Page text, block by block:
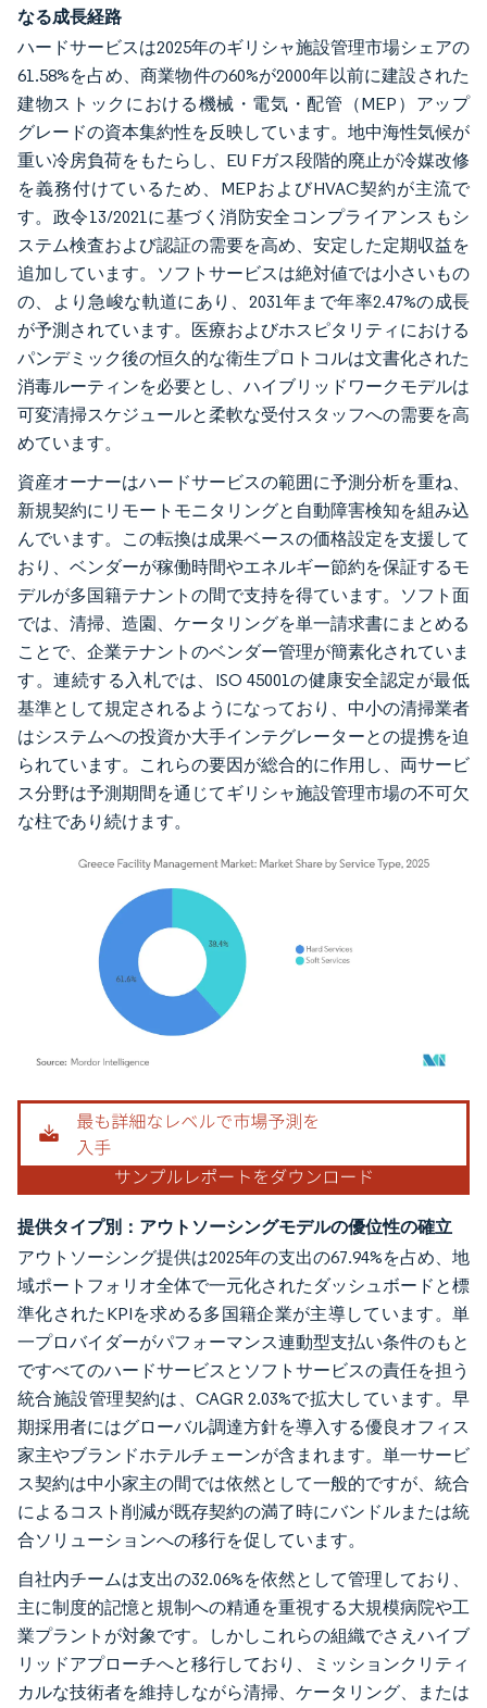
なる成長経路
ハードサービスは2025年のギリシャ施設管理市場シェアの
61.58%を占め、商業物件の60%が2000年以前に建設された
建物ストックにおける機械・電気・配管（MEP）アップ
グレードの資本集約性を反映しています。地中海性気候が
重い冷房負荷をもたらし、EU Fガス段階的廃止が冷媒改修
を義務付けているため、MEPおよびHVAC契約が主流で
す。政令13/2021に基づく消防安全コンプライアンスもシ
ステム検査および認証の需要を高め、安定した定期収益を
追加しています。ソフトサービスは絶対値では小さいもの
の、より急峻な軌道にあり、2031年まで年率2.47%の成長
が予測されています。医療およびホスピタリティにおける
パンデミック後の恒久的な衛生プロトコルは文書化された
消毒ルーティンを必要とし、ハイブリッドワークモデルは
可変清掃スケジュールと柔軟な受付スタッフへの需要を高
めています。
資産オーナーはハードサービスの範囲に予測分析を重ね、
新規契約にリモートモニタリングと自動障害検知を組み込
んでいます。この転換は成果ベースの価格設定を支援して
おり、ベンダーが稼働時間やエネルギー節約を保証するモ
デルが多国籍テナントの間で支持を得ています。ソフト面
では、清掃、造園、ケータリングを単一請求書にまとめる
ことで、企業テナントのベンダー管理が簡素化されていま
す。連続する入札では、ISO 45001の健康安全認定が最低
基準として規定されるようになっており、中小の清掃業者
はシステムへの投資か大手インテグレーターとの提携を迫
られています。これらの要因が総合的に作用し、両サービ
ス分野は予測期間を通じてギリシャ施設管理市場の不可欠
な柱であり続けます。
画像 © Mordor Intelligence。再利用にはCC BY 4.0の表示が必要です。
提供タイプ別：アウトソーシングモデルの優位性の確立
アウトソーシング提供は2025年の支出の67.94%を占め、地
域ポートフォリオ全体で一元化されたダッシュボードと標
準化されたKPIを求める多国籍企業が主導しています。単
一プロバイダーがパフォーマンス連動型支払い条件のもと
ですべてのハードサービスとソフトサービスの責任を担う
統合施設管理契約は、CAGR 2.03%で拡大しています。早
期採用者にはグローバル調達方針を導入する優良オフィス
家主やブランドホテルチェーンが含まれます。単一サービ
ス契約は中小家主の間では依然として一般的ですが、統合
によるコスト削減が既存契約の満了時にバンドルまたは統
合ソリューションへの移行を促しています。
自社内チームは支出の32.06%を依然として管理しており、
主に制度的記憶と規制への精通を重視する大規模病院や工
業プラントが対象です。しかしこれらの組織でさえハイブ
リッドアプローチへと移行しており、ミッションクリティ
カルな技術者を維持しながら清掃、ケータリング、または